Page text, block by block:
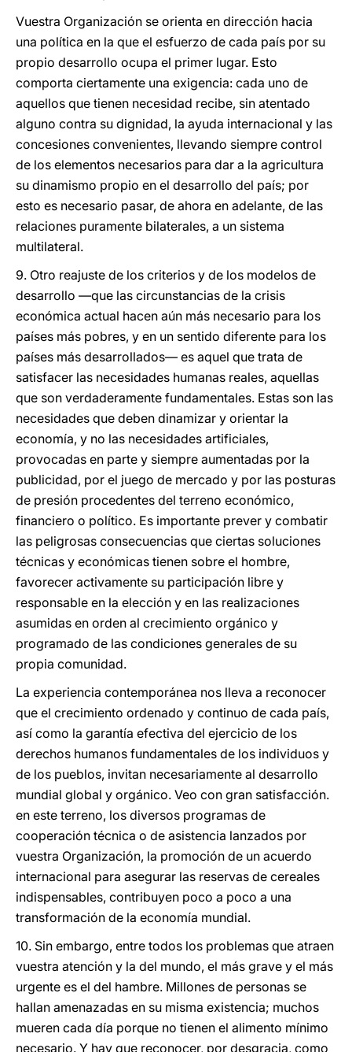
Vuestra Organización se orienta en dirección hacia
una política en la que el esfuerzo de cada país por su
propio desarrollo ocupa el primer lugar. Esto
comporta ciertamente una exigencia: cada uno de
aquellos que tienen necesidad recibe, sin atentado
alguno contra su dignidad, la ayuda internacional y las
concesiones convenientes, llevando siempre control
de los elementos necesarios para dar a la agricultura
su dinamismo propio en el desarrollo del país; por
esto es necesario pasar, de ahora en adelante, de las
relaciones puramente bilaterales, a un sistema
multilateral.
9. Otro reajuste de los criterios y de los modelos de
desarrollo —que las circunstancias de la crisis
económica actual hacen aún más necesario para los
países más pobres, y en un sentido diferente para los
países más desarrollados— es aquel que trata de
satisfacer las necesidades humanas reales, aquellas
que son verdaderamente fundamentales. Estas son las
necesidades que deben dinamizar y orientar la
economía, y no las necesidades artificiales,
provocadas en parte y siempre aumentadas por la
publicidad, por el juego de mercado y por las posturas
de presión procedentes del terreno económico,
financiero o político. Es importante prever y combatir
las peligrosas consecuencias que ciertas soluciones
técnicas y económicas tienen sobre el hombre,
favorecer activamente su participación libre y
responsable en la elección y en las realizaciones
asumidas en orden al crecimiento orgánico y
programado de las condiciones generales de su
propia comunidad.
La experiencia contemporánea nos lleva a reconocer
que el crecimiento ordenado y continuo de cada país,
así como la garantía efectiva del ejercicio de los
derechos humanos fundamentales de los individuos y
de los pueblos, invitan necesariamente al desarrollo
mundial global y orgánico. Veo con gran satisfacción.
en este terreno, los diversos programas de
cooperación técnica o de asistencia lanzados por
vuestra Organización, la promoción de un acuerdo
internacional para asegurar las reservas de cereales
indispensables, contribuyen poco a poco a una
transformación de la economía mundial.
10. Sin embargo, entre todos los problemas que atraen
vuestra atención y la del mundo, el más grave y el más
urgente es el del hambre. Millones de personas se
hallan amenazadas en su misma existencia; muchos
mueren cada día porque no tienen el alimento mínimo
necesario. Y hay que reconocer, por desgracia, como